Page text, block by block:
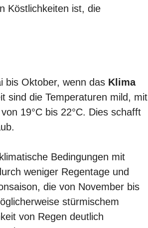
Köstlichkeiten ist, die
bis Oktober, wenn das Klima
sind die Temperaturen mild, mit
19°C bis 22°C. Dies schafft
Bedingungen mit
weniger Regentage und
die von November bis
stürmischem
von Regen deutlich